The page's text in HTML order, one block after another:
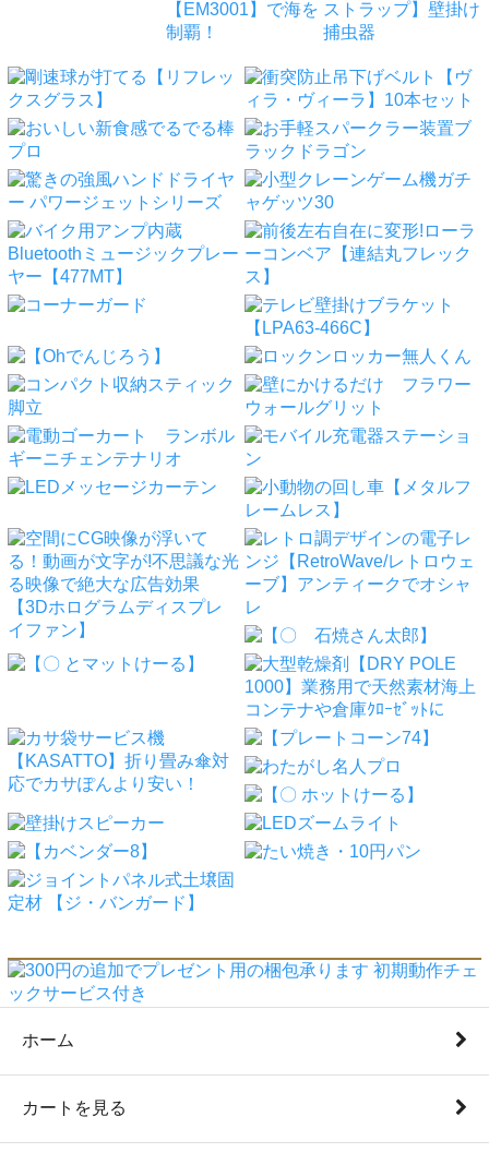
ホーム
カートを見る